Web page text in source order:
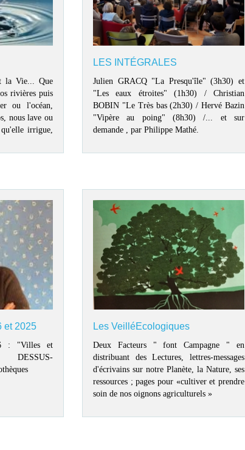
la Vie... Que
rivières puis
ou l'océan,
nous lave ou
irrigue,
de tous temps
les écrivains
en font une
histoires
Venez
les livres
pour l'avenir
Par Philippe
« La quête de
Frac, Mat,
LES INTÉGRALES
Julien GRACQ "La Presqu'île" (3h30) et
"Les eaux étroites" (1h30) / Christian
BOBIN "Le Très bas (2h30) / Hervé Bazin
"Vipère au poing" (8h30) /... et sur
demande , par Philippe Mathé.
et 2025
: "Villes et
DESSUS-
Les VeilléEcologiques
Deux Facteurs " font Campagne " en
distribuant des Lectures, lettres-messages
d'écrivains sur notre Planète, la Nature, ses
ressources ; pages pour «cultiver et prendre
soin de nos oignons agriculturels »